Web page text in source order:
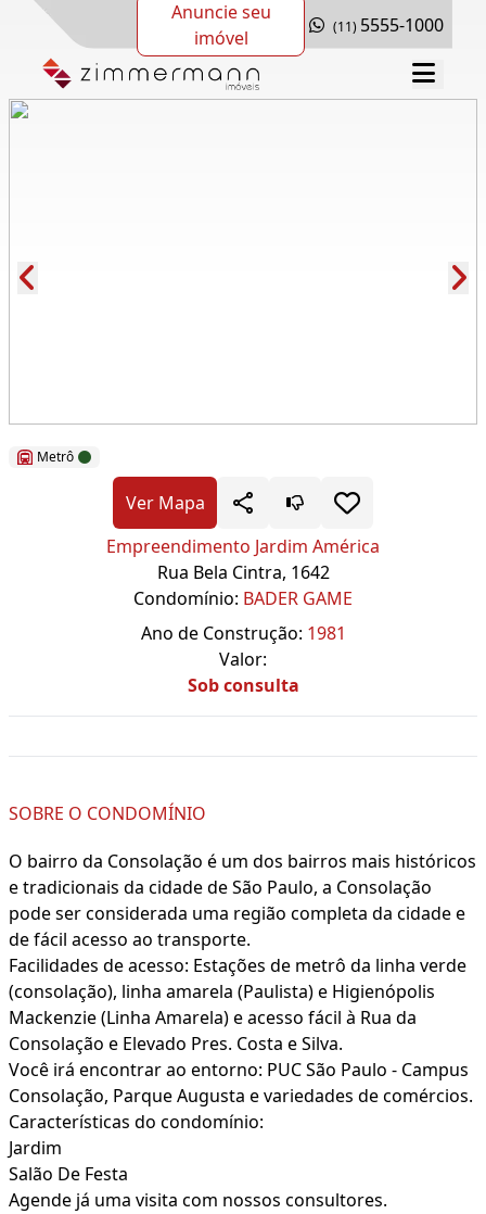
Anuncie seu
imóvel
(11) 5555-1000
Metrô
Ver Mapa
Empreendimento Jardim América
Rua Bela Cintra, 1642
Condomínio: BADER GAME
Ano de Construção: 1981
Valor:
Sob consulta
SOBRE O CONDOMÍNIO
O bairro da Consolação é um dos bairros mais históricos
e tradicionais da cidade de São Paulo, a Consolação
pode ser considerada uma região completa da cidade e
de fácil acesso ao transporte.
Facilidades de acesso: Estações de metrô da linha verde
(consolação), linha amarela (Paulista) e Higienópolis
Mackenzie (Linha Amarela) e acesso fácil à Rua da
Consolação e Elevado Pres. Costa e Silva.
Você irá encontrar ao entorno: PUC São Paulo - Campus
Consolação, Parque Augusta e variedades de comércios.
Características do condomínio:
Jardim
Salão De Festa
Agende já uma visita com nossos consultores.